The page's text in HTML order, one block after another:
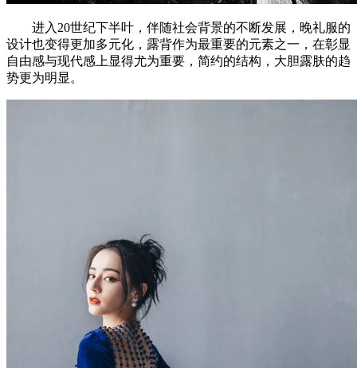
进入20世纪下半叶，伴随社会背景的不断发展，晚礼服的
设计也变得更加多元化，露背作为最重要的元素之一，在彰显
自由感与现代感上显得尤为重要，简约的结构，大胆露肤的趋
势更为明显。